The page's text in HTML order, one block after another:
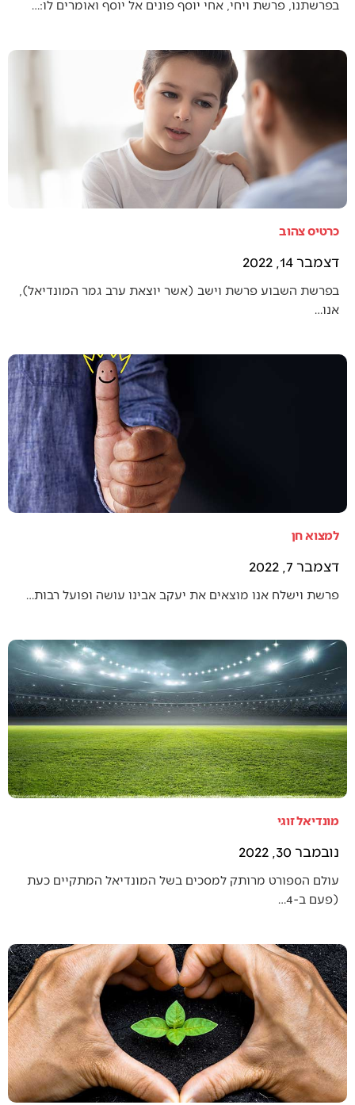
בפרשתנו, פרשת ויחי, אחי יוסף פונים אל יוסף ואומרים לו:…
כרטיס צהוב
דצמבר 14, 2022
בפרשת השבוע פרשת וישב (אשר יוצאת ערב גמר המונדיאל),
אנו…
למצוא חן
דצמבר 7, 2022
פרשת וישלח אנו מוצאים את יעקב אבינו עושה ופועל רבות…
מונדיאל זוגי
נובמבר 30, 2022
עולם הספורט מרותק למסכים בשל המונדיאל המתקיים כעת
(פעם ב-4…